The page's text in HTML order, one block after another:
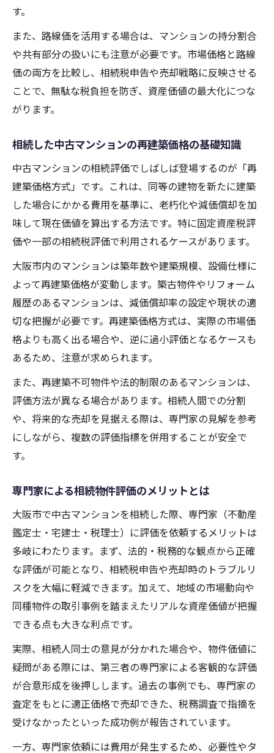
す。
また、路線価を活用する場合は、マンションの持分割合
や共有部分の扱いにも注意が必要です。市場価格と路線
価の両方を比較し、相続税申告や売却戦略に反映させる
ことで、無駄な税負担を防ぎ、資産価値の最大化につな
がります。
相続した中古マンションの再建築価格の基礎知識
中古マンションの相続評価でしばしば登場するのが「再
建築価格方式」です。これは、同等の建物を新たに建築
した場合にかかる費用を基準に、老朽化や減価償却を加
味して現在価値を算出する方法です。特に固定資産税評
価や一部の相続税評価で利用されるケースがあります。
大阪市内のマンションは築年数や建築規模、設備仕様に
よって再建築価格が変動します。築古物件やリフォーム
履歴のあるマンションは、減価償却率の設定や現状の適
切な把握が必要です。再建築価格方式は、実際の市場価
格よりも高く出る場合や、逆に過小評価となるケースも
あるため、注意が求められます。
また、再建築不可物件や法的制限のあるマンションは、
評価方法が異なる場合があります。相続人間での分割
や、将来的な売却を見据える際は、専門家の見解を参考
にしながら、複数の評価指標を併用することが安全で
す。
専門家による相続物件評価のメリットとは
大阪市で中古マンションを相続した際、専門家（不動産
鑑定士・宅建士・税理士）に評価を依頼するメリットは
多岐にわたります。まず、法的・税務的な観点から正確
な評価が可能となり、相続税申告や売却時のトラブルリ
スクを大幅に軽減できます。加えて、地域の市場動向や
同種物件の取引事例を踏まえたリアルな資産価値が把握
できる点も大きな利点です。
実際、相続人同士の意見が分かれた場合や、物件価値に
疑問がある際には、第三者の専門家による客観的な評価
が合意形成を後押しします。過去の事例でも、専門家の
査定をもとに適正価格で売却できた、税務調査で指摘を
受けなかったといった成功例が報告されています。
一方、専門家依頼には費用が発生するため、必要性やタ